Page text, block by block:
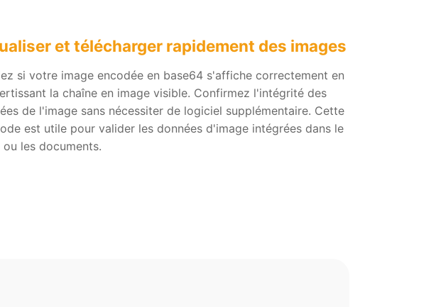
et télécharger rapidement des images
si votre image encodée en base64 s'affiche correctement en
la chaîne en image visible. Confirmez l'intégrité des
de l'image sans nécessiter de logiciel supplémentaire. Cette
est utile pour valider les données d'image intégrées dans le
ou les documents.